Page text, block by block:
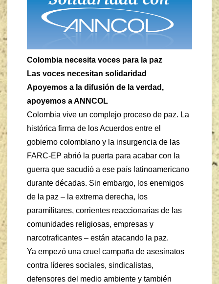
Colombia necesita voces para la paz
Las voces necesitan solidaridad
Apoyemos a la difusión de la verdad,
apoyemos a ANNCOL
Colombia vive un complejo proceso de paz. La
histórica firma de los Acuerdos entre el
gobierno colombiano y la insurgencia de las
FARC-EP abrió la puerta para acabar con la
guerra que sacudió a ese país latinoamericano
durante décadas. Sin embargo, los enemigos
de la paz – la extrema derecha, los
paramilitares, corrientes reaccionarias de las
comunidades religiosas, empresas y
narcotraficantes – están atacando la paz.
Ya empezó una cruel campaña de asesinatos
contra líderes sociales, sindicalistas,
defensores del medio ambiente y también